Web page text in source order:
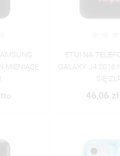
MIENIĄCE
ETUI NA
GALAXY J4 2018
SIĘ
46,06 zł